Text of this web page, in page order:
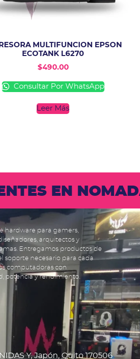
MULTIFUNCION EPSON
ECOTANK L6270
$490.00
Consultar Por WhatsApp
Leer Más
EN
hardware para gamers,
arquitectos y
Entregamos productos de
soporte necesario para cada
computadoras con
potencia y rendimiento.
Y, Japón, Quito 170506